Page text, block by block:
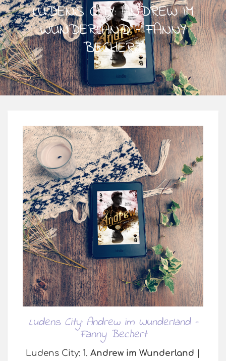
LUDENS CITY: ANDREW IM
WUNDERLAND – FANNY
BECHERT
Ludens City: Andrew im Wunderland –
Fanny Bechert
Ludens City: 1. Andrew im Wunderland